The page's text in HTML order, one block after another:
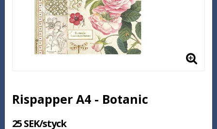
Rispapper A4 - Botanic
25 SEK/styck